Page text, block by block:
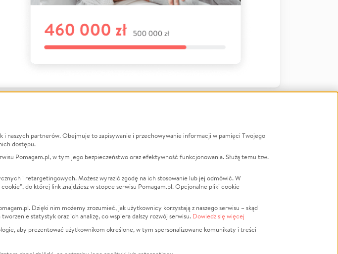
Pomagam.pl
Zbieraj na
Leczenie
Zwierzęta
Pożar
Sport
Pomoc Finansowa
Pogrzeb
LGBTQ+
Powódź
Wichura
Religia
Edukacja
naszych partnerów. Obejmuje to zapisywanie i przechowywanie informacji w pamięci Twojego
dostępu.
Pomagam.pl, w tym jego bezpieczeństwo oraz efektywność funkcjonowania. Służą temu tzw.
i retargetingowych. Możesz wyrazić zgodę na ich stosowanie lub jej odmówić. W
do której link znajdziesz w stopce serwisu Pomagam.pl. Opcjonalne pliki cookie
Dzięki nim możemy zrozumieć, jak użytkownicy korzystają z naszego serwisu – skąd
statystyk oraz ich analizę, co wspiera dalszy rozwój serwisu. Dowiedz się więcej
aby prezentować użytkownikom określone, w tym spersonalizowane komunikaty i treści